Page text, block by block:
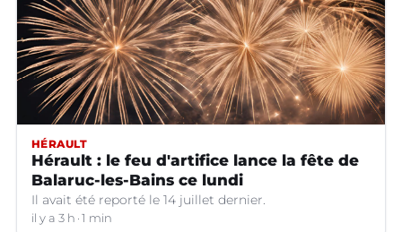
HÉRAULT
Hérault : le feu d'artifice lance la fête de
Balaruc-les-Bains ce lundi
Il avait été reporté le 14 juillet dernier.
il y a 3 h 1 min